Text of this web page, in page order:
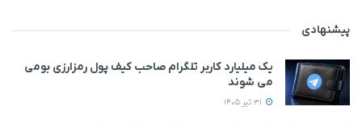
پیشنهادی
یک میلیارد کاربر تلگرام صاحب کیف پول رمزارزی بومی
می‌ شوند